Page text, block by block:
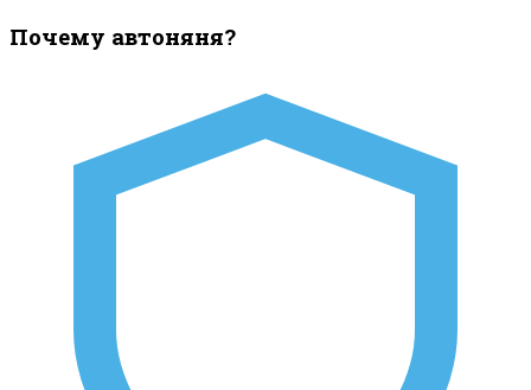
Почему автоняня?